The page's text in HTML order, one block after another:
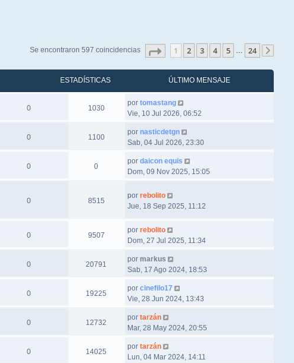
Se encontraron 597 coincidencias Página1 de 24
1 2 3 4 5 … 24
ESTADÍSTICAS ÚLTIMO MENSAJE
0 1030
por tomastang
Vie, 10 Jul 2026, 06:52
0 1100
por nasticdetgn
Sab, 04 Jul 2026, 23:30
0 0
por daicon equis
Dom, 09 Nov 2025, 15:05
0 8515
por rebolito
Jue, 18 Sep 2025, 11:12
0 9507
por rebolito
Dom, 27 Jul 2025, 11:34
0 20791
por markus
Sab, 17 Ago 2024, 18:53
0 19225
por cinefilo17
Vie, 28 Jun 2024, 13:43
0 12732
por tarzán
Mar, 28 May 2024, 20:55
0 14025
por tarzán
Lun, 04 Mar 2024, 14:11